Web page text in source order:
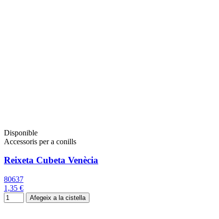
Disponible
Accessoris per a conills
Reixeta Cubeta Venècia
80637
1,35 €
Afegeix a la cistella